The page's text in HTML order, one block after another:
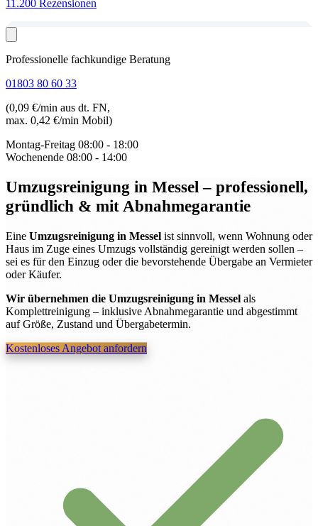
11.200 Rezensionen
Professionelle fachkundige Beratung
01803 80 60 33
(0,09 €/min aus dt. FN,
max. 0,42 €/min Mobil)
Montag-Freitag 08:00 - 18:00
Wochenende 08:00 - 14:00
Umzugsreinigung in Messel– professionell,
gründlich & mit Abnahmegarantie
Eine Umzugsreinigung in Messel ist sinnvoll, wenn Wohnung oder
Haus im Zuge eines Umzugs vollständig gereinigt werden sollen –
sei es für den Einzug oder die bevorstehende Übergabe an Vermieter
oder Käufer.
Wir übernehmen die Umzugsreinigung in Messel als
Komplettreinigung – inklusive Abnahmegarantie und abgestimmt
auf Größe, Zustand und Übergabetermin.
Kostenloses Angebot anfordern